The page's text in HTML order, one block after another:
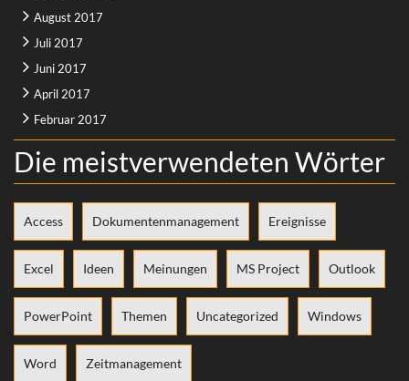
August 2017
Juli 2017
Juni 2017
April 2017
Februar 2017
Die meistverwendeten Wörter
Access Dokumentenmanagement Ereignisse
Excel Ideen Meinungen MS Project Outlook
PowerPoint Themen Uncategorized Windows
Word Zeitmanagement